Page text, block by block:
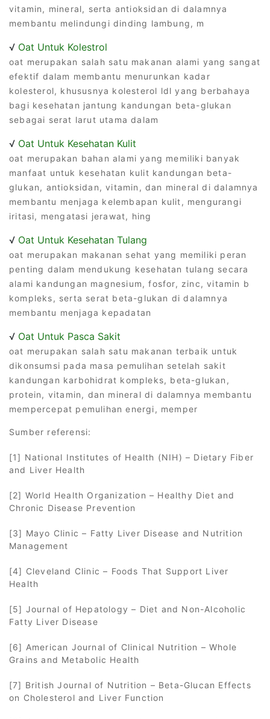
vitamin, mineral, serta antioksidan di dalamnya
membantu melindungi dinding lambung, m
√ Oat Untuk Kolestrol
oat merupakan salah satu makanan alami yang sangat
efektif dalam membantu menurunkan kadar
kolesterol, khususnya kolesterol ldl yang berbahaya
bagi kesehatan jantung kandungan beta-glukan
sebagai serat larut utama dalam
√ Oat Untuk Kesehatan Kulit
oat merupakan bahan alami yang memiliki banyak
manfaat untuk kesehatan kulit kandungan beta-
glukan, antioksidan, vitamin, dan mineral di dalamnya
membantu menjaga kelembapan kulit, mengurangi
iritasi, mengatasi jerawat, hing
√ Oat Untuk Kesehatan Tulang
oat merupakan makanan sehat yang memiliki peran
penting dalam mendukung kesehatan tulang secara
alami kandungan magnesium, fosfor, zinc, vitamin b
kompleks, serta serat beta-glukan di dalamnya
membantu menjaga kepadatan
√ Oat Untuk Pasca Sakit
oat merupakan salah satu makanan terbaik untuk
dikonsumsi pada masa pemulihan setelah sakit
kandungan karbohidrat kompleks, beta-glukan,
protein, vitamin, dan mineral di dalamnya membantu
mempercepat pemulihan energi, memper
Sumber referensi:
[1] National Institutes of Health (NIH) – Dietary Fiber
and Liver Health
[2] World Health Organization – Healthy Diet and
Chronic Disease Prevention
[3] Mayo Clinic – Fatty Liver Disease and Nutrition
Management
[4] Cleveland Clinic – Foods That Support Liver
Health
[5] Journal of Hepatology – Diet and Non-Alcoholic
Fatty Liver Disease
[6] American Journal of Clinical Nutrition – Whole
Grains and Metabolic Health
[7] British Journal of Nutrition – Beta-Glucan Effects
on Cholesterol and Liver Function